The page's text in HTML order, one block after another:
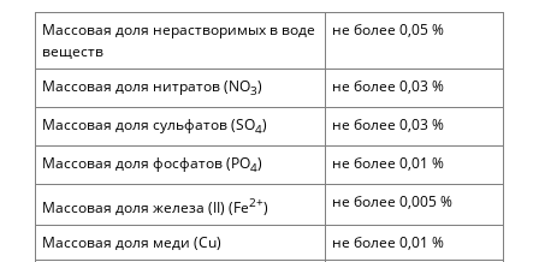
Массовая доля нерастворимых в воде
веществ
не более 0,05 %
Массовая доля нитратов (NO3)
не более 0,03 %
Массовая доля сульфатов (SO4)
не более 0,03 %
Массовая доля фосфатов (PO4) не более 0,01 %
Массовая доля железа (II) (Fe2+)
не более 0,005 %
Массовая доля меди (Cu)
не более 0,01 %